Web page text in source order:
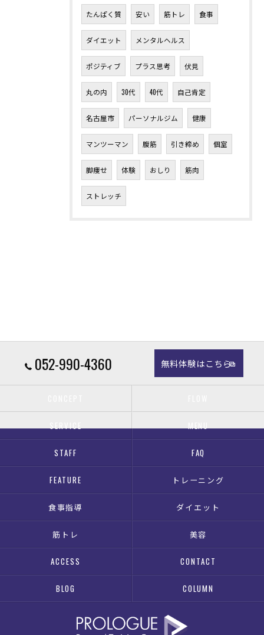
たんぱく質 安い 筋トレ 食事
ダイエット メンタルヘルス
ポジティブ プラス思考 伏見
丸の内 30代 40代 自己肯定
名古屋市 パーソナルジム 健康
マンツーマン 腹筋 引き締め 個室
脚痩せ 体験 おしり 筋肉
ストレッチ
052-990-4360 無料体験はこちら
SERVICE MENU
STAFF FAQ
FEATURE トレーニング
食事指導 ダイエット
筋トレ 美容
ACCESS CONTACT
BLOG COLUMN